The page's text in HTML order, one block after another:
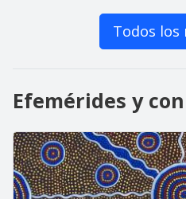
Todos los
Efemérides y